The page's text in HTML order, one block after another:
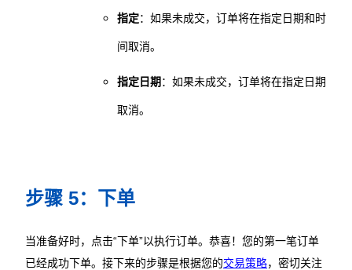
指定：如果未成交，订单将在指定日期和时
间取消。
指定日期：如果未成交，订单将在指定日期
取消。
步骤 5：下单
当准备好时，点击“下单”以执行订单。恭喜！您的第一笔订单
已经成功下单。接下来的步骤是根据您的交易策略，密切关注